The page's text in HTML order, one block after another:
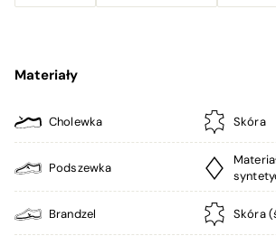
Materiały
Cholewka Skóra
Podszewka
Brandzel Skóra